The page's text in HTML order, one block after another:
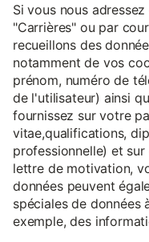
Si vous nous
"Carrières" ou par
recueillons des
notamment de vos
prénom, numéro de
de l'utilisateur) ainsi
fournissez sur votre
vitae,qualifications,
professionnelle) et
lettre de motivation,
données peuvent
spéciales de données
exemple, des